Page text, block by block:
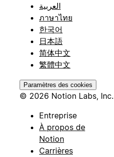
العربية
ภาษาไทย
한국어
日本語
简体中文
繁體中文
Paramètres des cookies
© 2026 Notion Labs, Inc.
Entreprise
À propos de
Notion
Carrières